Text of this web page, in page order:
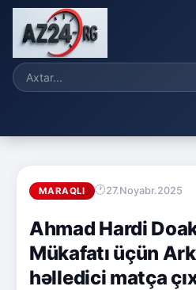
MARAQLI 27.Noyabr.2025
Ahmad Hardi
Mükafatı üçün
həlledici matça